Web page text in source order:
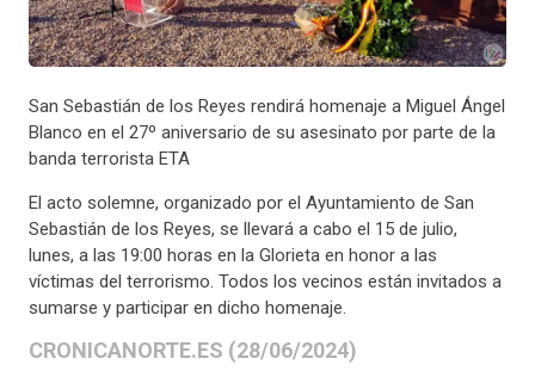
San Sebastián de los Reyes rendirá homenaje a Miguel Ángel
Blanco en el 27º aniversario de su asesinato por parte de la
banda terrorista ETA
El acto solemne, organizado por el Ayuntamiento de San
Sebastián de los Reyes, se llevará a cabo el 15 de julio,
lunes, a las 19:00 horas en la Glorieta en honor a las
víctimas del terrorismo. Todos los vecinos están invitados a
sumarse y participar en dicho homenaje.
CRONICANORTE.ES (28/06/2024)